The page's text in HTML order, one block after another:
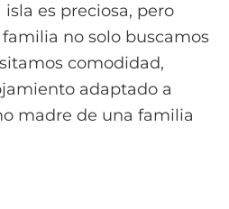
es preciosa, pero
no solo buscamos
comodidad,
adaptado a
madre de una familia